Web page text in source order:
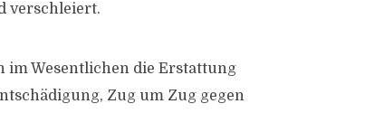
verschleiert.
im Wesentlichen die Erstattung
Zug um Zug gegen